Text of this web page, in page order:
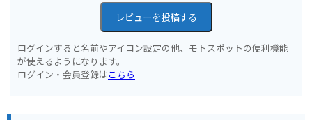
レビューを投稿する
ログインすると名前やアイコン設定の他、モトスポットの便利機能
が使えるようになります。
ログイン・会員登録はこちら